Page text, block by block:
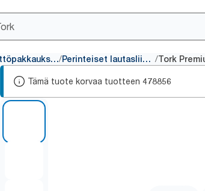
Täyttöpakkaukset/ Perinteiset lautasliinat /
Tämä tuote korvaa tuotteen 478856